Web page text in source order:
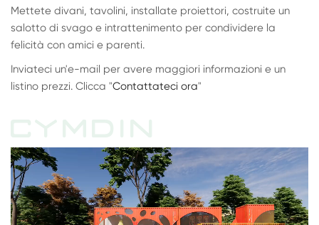
Mettete divani, tavolini, installate proiettori, costruite un
salotto di svago e intrattenimento per condividere la
felicità con amici e parenti.
Inviateci un'e-mail per avere maggiori informazioni e un
listino prezzi. Clicca "Contattateci ora"